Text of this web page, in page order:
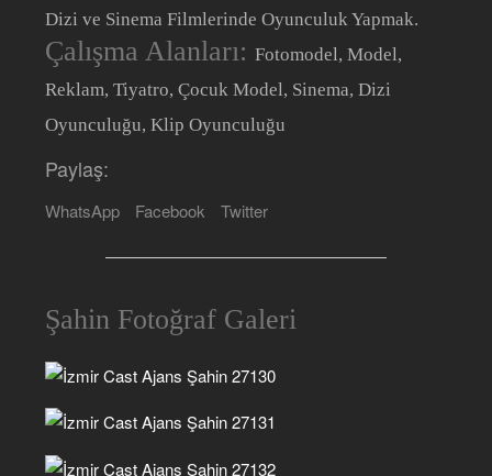
Dizi ve Sinema Filmlerinde Oyunculuk Yapmak.
Çalışma Alanları:Fotomodel, Model,
Reklam, Tiyatro, Çocuk Model, Sinema, Dizi
Oyunculuğu, Klip Oyunculuğu
Paylaş:
WhatsApp Facebook Twitter
Şahin Fotoğraf Galeri